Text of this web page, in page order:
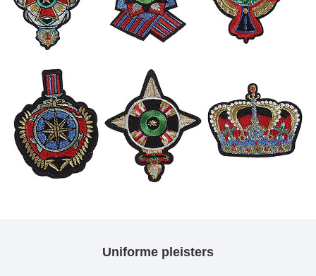
Uniforme pleisters